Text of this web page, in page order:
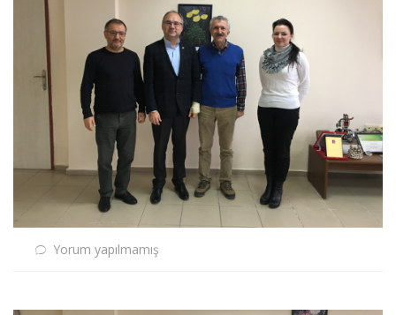
Yorum yapılmamış